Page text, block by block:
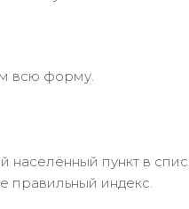
всю форму.
пункт в
правильный индекс.